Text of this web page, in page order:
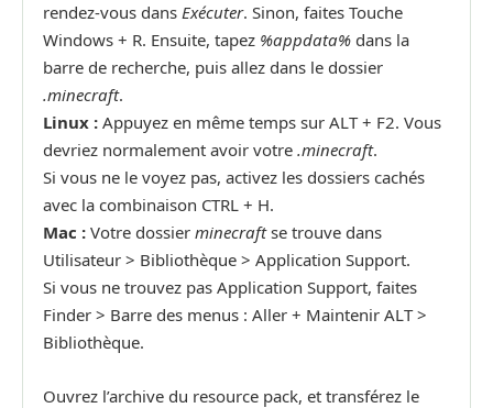
rendez-vous dans Exécuter. Sinon, faites Touche
Windows + R. Ensuite, tapez %appdata% dans la
barre de recherche, puis allez dans le dossier
.minecraft.
Linux : Appuyez en même temps sur ALT + F2. Vous
devriez normalement avoir votre .minecraft.
Si vous ne le voyez pas, activez les dossiers cachés
avec la combinaison CTRL + H.
Mac : Votre dossier minecraftse trouve dans
Utilisateur > Bibliothèque > Application Support.
Si vous ne trouvez pas Application Support, faites
Finder > Barre des menus : Aller + Maintenir ALT >
Bibliothèque.
Ouvrez l’archive du resource pack, et transférez le